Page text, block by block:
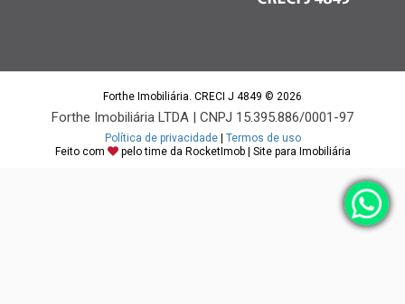
Forthe Imobiliária. CRECI J 4849 © 2026
Forthe Imobiliária LTDA | CNPJ 15.395.886/0001-97
Política de privacidade| Termos de uso
Feito com
pelo time da RocketImob | Site para Imobiliária